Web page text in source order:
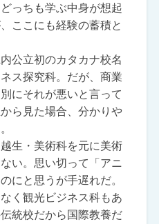
っちも学ぶ中身が想起
ここにも経験の蓄積と
公立初のカタカナ校名
ス探究科。だが、商業
にそれが悪いと言って
ら見た場合、分かりや
生・美術科を元に美術
い。思い切って「アニ
にと思うが手遅れだ。
く観光ビジネス科もあ
統校だから国際教養だ